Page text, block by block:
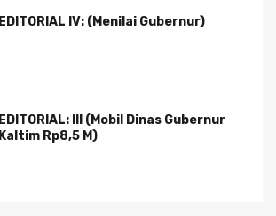
EDITORIAL IV: (Menilai Gubernur)
EDITORIAL: III (Mobil Dinas Gubernur
Kaltim Rp8,5 M)